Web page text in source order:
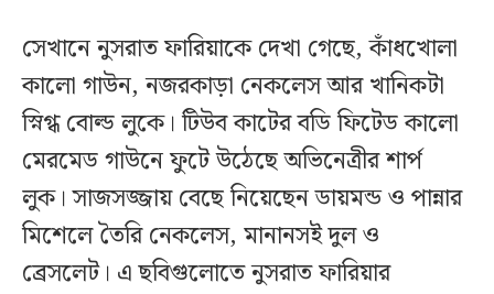
সেখানে নুসরাত ফারিয়াকে দেখা গেছে, কাঁধখোলা
কালো গাউন, নজরকাড়া নেকলেস আর খানিকটা
স্নিগ্ধ বোল্ড লুকে। টিউব কাটের বডি ফিটেড কালো
মেরমেড গাউনে ফুটে উঠেছে অভিনেত্রীর শার্প
লুক। সাজসজ্জায় বেছে নিয়েছেন ডায়মন্ড ও পান্নার
মিশেলে তৈরি নেকলেস, মানানসই দুল ও
ব্রেসলেট। এ ছবিগুলোতে নুসরাত ফারিয়ার